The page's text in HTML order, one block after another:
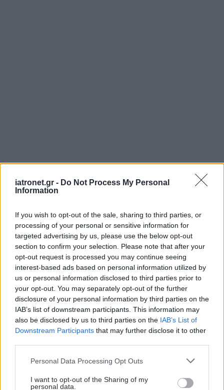
iatronet.gr - Do Not Process My Personal
Information
If you wish to opt-out of the sale, sharing to third parties, or
processing of your personal or sensitive information for
targeted advertising by us, please use the below opt-out
section to confirm your selection. Please note that after your
opt-out request is processed you may continue seeing
interest-based ads based on personal information utilized by
us or personal information disclosed to third parties prior to
your opt-out. You may separately opt-out of the further
disclosure of your personal information by third parties on the
IAB’s list of downstream participants. This information may
also be disclosed by us to third parties on the IAB’s List of
Downstream Participants that may further disclose it to other
Please note that this website/app uses one or more Google
not limited to your visit or usage behaviour. You may click to
Personal Data Processing Opt Outs
I want to opt-out of the Sharing of my
personal data.